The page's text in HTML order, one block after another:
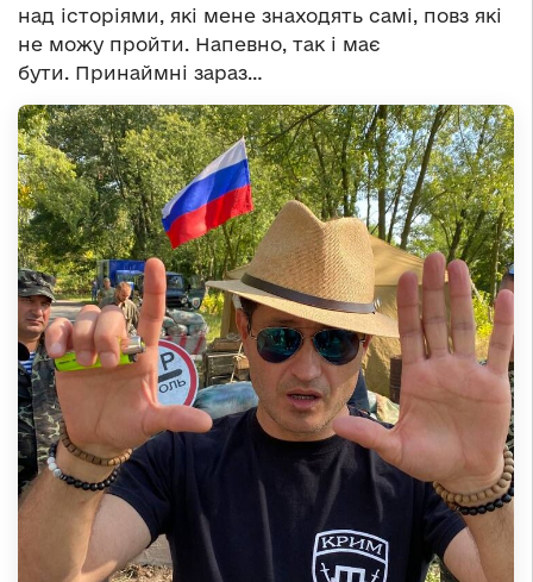
над історіями, які мене знаходять самі, повз які
не можу пройти. Напевно, так і має
бути. Принаймні зараз…